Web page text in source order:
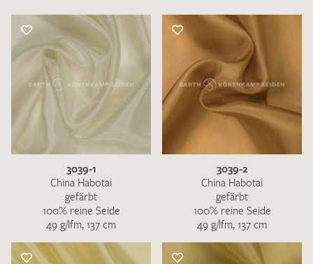
3039-1
China Habotai
gefärbt
100% reine Seide
49 g/lfm, 137 cm
3039-2
China Habotai
gefärbt
100% reine Seide
49 g/lfm, 137 cm